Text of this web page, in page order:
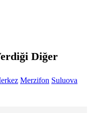
Diğer
Merzifon Suluova